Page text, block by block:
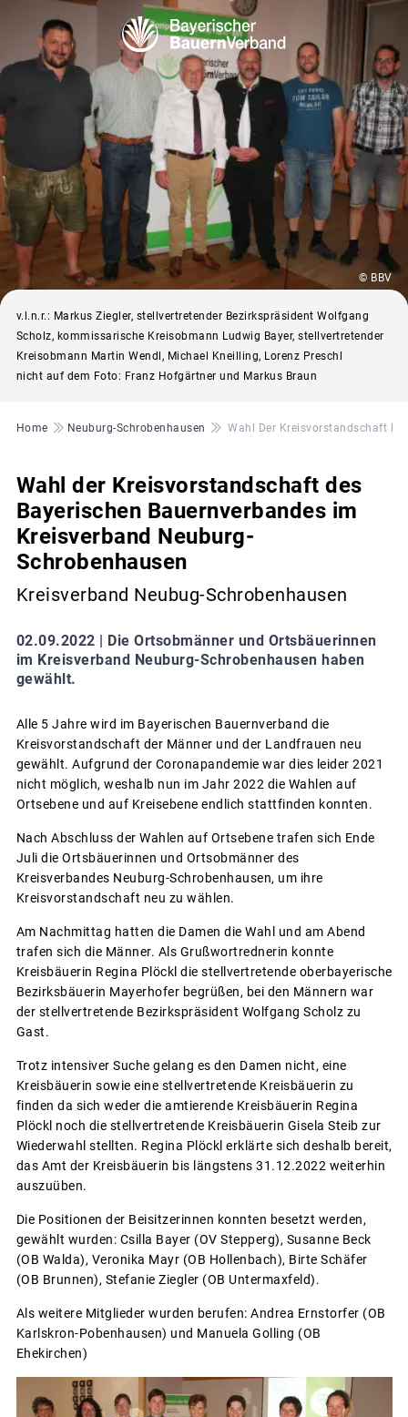
© BBV
v.l.n.r.: Markus Ziegler, stellvertretender Bezirkspräsident Wolfgang
Scholz, kommissarische Kreisobmann Ludwig Bayer, stellvertretender
Kreisobmann Martin Wendl, Michael Kneilling, Lorenz Preschl
nicht auf dem Foto: Franz Hofgärtner und Markus Braun
Pfadnavigation
Home Neuburg-Schrobenhausen Wahl Der Kreisvorstandschaft
Wahl der Kreisvorstandschaft des
Bayerischen Bauernverbandes im
Kreisverband Neuburg-
Schrobenhausen
Kreisverband Neubug-Schrobenhausen
02.09.2022 |
Die Ortsobmänner und Ortsbäuerinnen
im Kreisverband Neuburg-Schrobenhausen haben
gewählt.
Alle 5 Jahre wird im Bayerischen Bauernverband die
Kreisvorstandschaft der Männer und der Landfrauen neu
gewählt. Aufgrund der Coronapandemie war dies leider 2021
nicht möglich, weshalb nun im Jahr 2022 die Wahlen auf
Ortsebene und auf Kreisebene endlich stattfinden konnten.
Nach Abschluss der Wahlen auf Ortsebene trafen sich Ende
Juli die Ortsbäuerinnen und Ortsobmänner des
Kreisverbandes Neuburg-Schrobenhausen, um ihre
Kreisvorstandschaft neu zu wählen.
Am Nachmittag hatten die Damen die Wahl und am Abend
trafen sich die Männer. Als Grußwortrednerin konnte
Kreisbäuerin Regina Plöckl die stellvertretende oberbayerische
Bezirksbäuerin Mayerhofer begrüßen, bei den Männern war
der stellvertretende Bezirkspräsident Wolfgang Scholz zu
Gast.
Trotz intensiver Suche gelang es den Damen nicht, eine
Kreisbäuerin sowie eine stellvertretende Kreisbäuerin zu
finden da sich weder die amtierende Kreisbäuerin Regina
Plöckl noch die stellvertretende Kreisbäuerin Gisela Steib zur
Wiederwahl stellten. Regina Plöckl erklärte sich deshalb bereit,
das Amt der Kreisbäuerin bis längstens 31.12.2022 weiterhin
auszuüben.
Die Positionen der Beisitzerinnen konnten besetzt werden,
gewählt wurden: Csilla Bayer (OV Stepperg), Susanne Beck
(OB Walda), Veronika Mayr (OB Hollenbach), Birte Schäfer
(OB Brunnen), Stefanie Ziegler (OB Untermaxfeld).
Als weitere Mitglieder wurden berufen: Andrea Ernstorfer (OB
Karlskron-Pobenhausen) und Manuela Golling (OB
Ehekirchen)